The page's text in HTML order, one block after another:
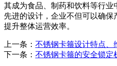
其成为食品、制药和饮料等行
先进的设计，企业不但可以确
提升整体运营效率。
上一条： 不锈钢卡箍设计特点、
下一条： 不锈钢卡箍的安全锁定